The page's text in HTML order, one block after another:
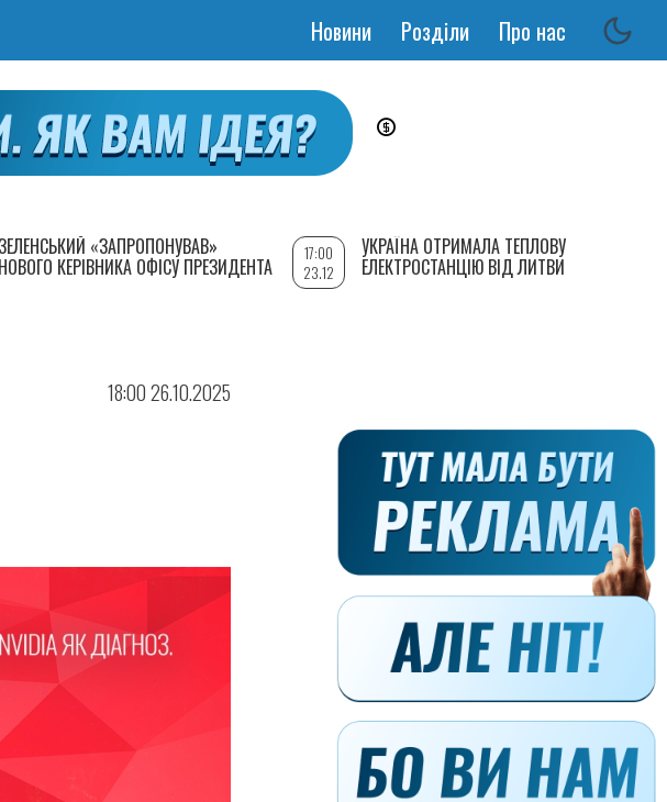
Основная
Новини Розділи Про нас
18:00 26.10.2025
«ЗАПРОПОНУВАВ»
НОВОГО КЕРІВНИКА ОФІСУ ПРЕЗИДЕНТА
17:00
23.12
УКРАЇНА ОТРИМАЛА ТЕПЛОВУ
ЕЛЕКТРОСТАНЦІЮ ВІД ЛИТВИ